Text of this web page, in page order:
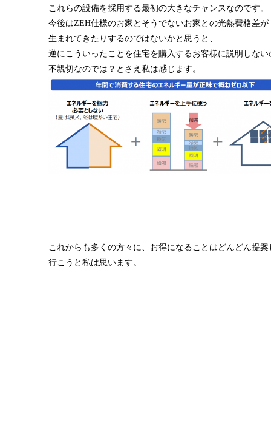
これらの設備を採用する最初の大きなチャンスなのです。
今後はZEH仕様のお家とそうでないお家との光熱費格差が
生まれてきたりするのではないかと思うと、
逆にこういったことを住宅を購入するお客様に説明しない
不親切なのでは？とさえ私は感じます。
これからも多くの方々に、お得になることはどんどん提案
行こうと私は思います。